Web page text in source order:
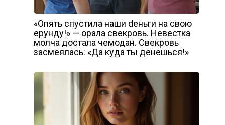
«Опять спустила наши dеньги на свою
ерунду!» — орала свекровь. Невестка
молча достала чемодан. Свекровь
засмеялась: «Да куда ты денешься!»